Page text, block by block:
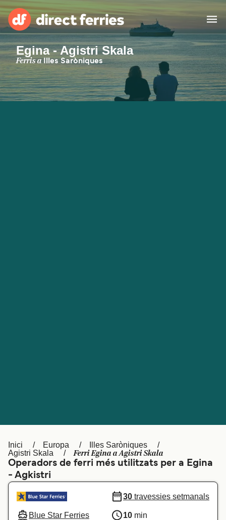
Països
Bitllets de Ferry
Ελλάδα Belgique (FR)
Polska Deutschland
Schweiz (DE) Norge
Egina - Agistri Skala
Ferris aIlles Saròniques
Inici Europa
Illes Saròniques
Agistri Skala
Ferri Egina a Agistri Skala
Operadors de ferri més utilitzats per a Egina
- Agkistri
Blue Star Ferries
30 travessies setmanals
10 min